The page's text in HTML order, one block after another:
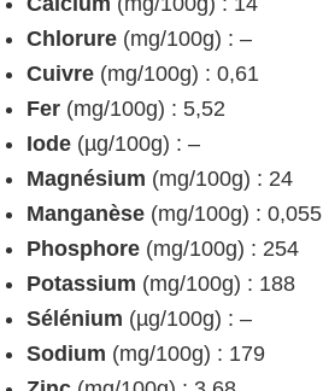
Chlorure (mg/100g) : –
Cuivre (mg/100g) : 0,61
Fer (mg/100g) : 5,52
Iode (µg/100g) : –
Magnésium (mg/100g) : 24
Manganèse (mg/100g) : 0,055
Phosphore (mg/100g) : 254
Potassium (mg/100g) : 188
Sélénium (µg/100g) : –
Sodium (mg/100g) : 179